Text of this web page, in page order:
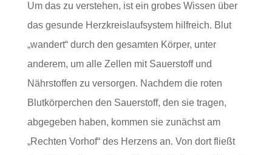
Um das zu verstehen, ist ein grobes Wissen über
das gesunde Herzkreislaufsystem hilfreich. Blut
„wandert“ durch den gesamten Körper, unter
anderem, um alle Zellen mit Sauerstoff und
Nährstoffen zu versorgen. Nachdem die roten
Blutkörperchen den Sauerstoff, den sie tragen,
abgegeben haben, kommen sie zunächst am
„Rechten Vorhof“ des Herzens an. Von dort fließt